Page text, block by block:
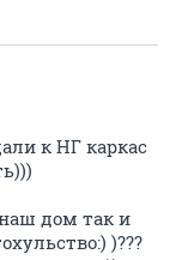
к НГ каркас
дом так и
)???